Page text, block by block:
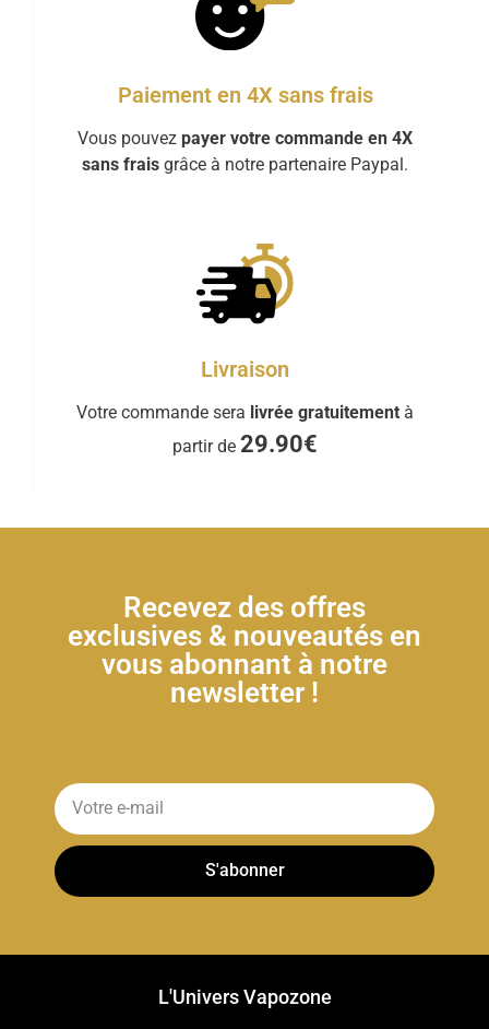
Paiement en 4X sans frais
Vous pouvez payer votre commande en 4X
sans frais grâce à notre partenaire Paypal.
Livraison
Votre commande sera livrée gratuitement à
partir de 29.90€
Recevez des offres
exclusives & nouveautés en
vous abonnant à notre
newsletter !
S'abonner
L'Univers Vapozone